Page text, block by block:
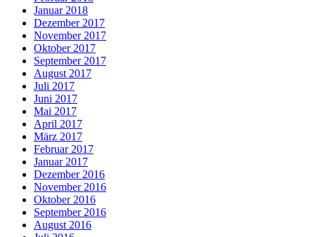
Januar 2018
Dezember 2017
November 2017
Oktober 2017
September 2017
August 2017
Juli 2017
Juni 2017
Mai 2017
April 2017
März 2017
Februar 2017
Januar 2017
Dezember 2016
November 2016
Oktober 2016
September 2016
August 2016